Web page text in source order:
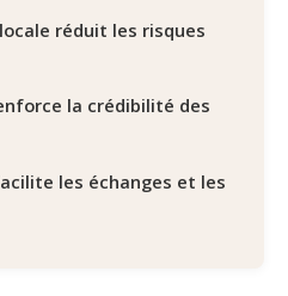
réduit les risques
la crédibilité des
les échanges et les